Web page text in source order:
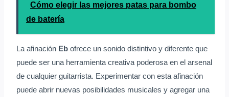
Cómo elegir las mejores patas para bombo
de batería
La afinación Eb ofrece un sonido distintivo y diferente que
puede ser una herramienta creativa poderosa en el arsenal
de cualquier guitarrista. Experimentar con esta afinación
puede abrir nuevas posibilidades musicales y agregar una